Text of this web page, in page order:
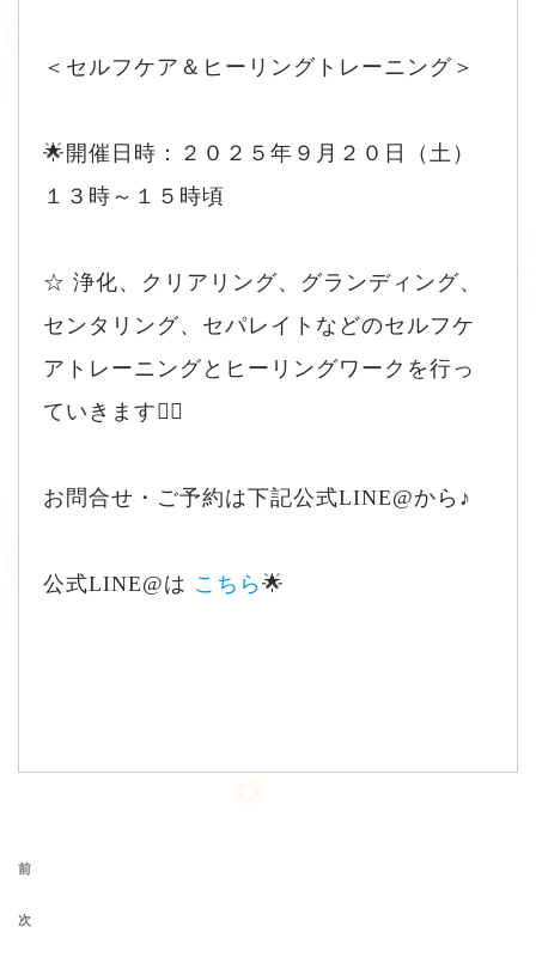
＜セルフケア＆ヒーリングトレーニング＞
🌟開催日時：２０２５年９月２０日（土）
１３時～１５時頃
☆ 浄化、クリアリング、グランディング、
センタリング、セパレイトなどのセルフケ
アトレーニングとヒーリングワークを行っ
ていきます🧘‍♀️
お問合せ・ご予約は下記公式LINE@から♪
公式LINE@は こちら🌟
前の投稿
前
次の投稿
次